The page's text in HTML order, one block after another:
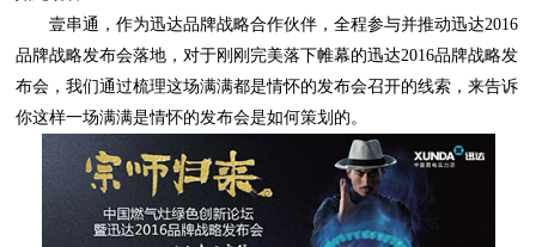
你这样一场满满是情怀的发布会是如何策划的。